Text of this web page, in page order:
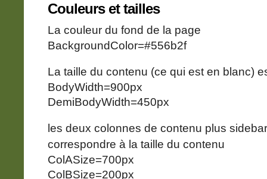
Couleurs et tailles
La couleur du fond de la page
BackgroundColor=#556b2f
La taille du contenu (ce qui est en blanc)
BodyWidth=900px
DemiBodyWidth=450px
les deux colonnes de contenu plus
correspondre à la taille du contenu
ColASize=700px
ColBSize=200px